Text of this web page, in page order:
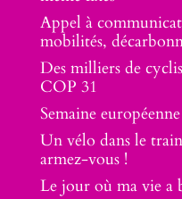
Appel à
mobilités,
Des milliers de
COP 31
Semaine
Un vélo dans le train
armez-vous !
Le jour où ma vie a